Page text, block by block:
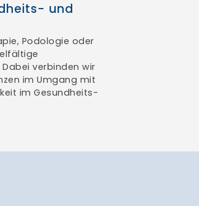
und
Podologie oder
verbinden wir
im Umgang mit
im Gesundheits-